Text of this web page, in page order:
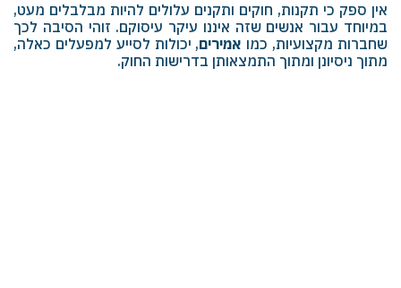
אין ספק כי תקנות, חוקים ותקנים עלולים להיות מבלבלים מעט,
במיוחד עבור אנשים שזה איננו עיקר עיסוקם. זוהי הסיבה לכך
שחברות מקצועיות, כמו אמירים, יכולות לסייע למפעלים כאלה,
מתוך ניסיונן ומתוך התמצאותן בדרישות החוק.